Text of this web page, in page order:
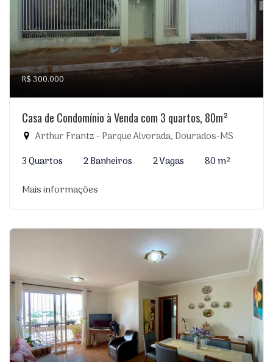
R$ 300.000
Casa de Condomínio à Venda com 3 quartos, 80m²
Arthur Frantz - Parque Alvorada, Dourados-MS
3 Quartos
2 Banheiros 2 Vagas
80 m²
Mais informações